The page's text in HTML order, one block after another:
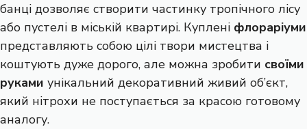
банці дозволяє створити частинку тропічного лісу
або пустелі в міській квартирі. Куплені флораріуми
представляють собою цілі твори мистецтва і
коштують дуже дорого, але можна зробити своїми
руками унікальний декоративний живий об’єкт,
який нітрохи не поступається за красою готовому
аналогу.